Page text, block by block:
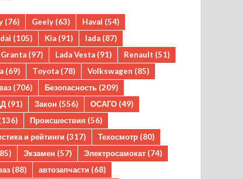
(76) Geely (63) Haval (54)
(105) Kia (91) lada (87)
Granta (97) Lada Vesta (91) Renault (51)
(69) Toyota (78) Volkswagen (85)
(706) Безопасность (209)
(91) Закон (556) ОСАГО (49)
Происшествия (56)
и рейтинги (317) Техосмотр (80)
Экзамен (57) Электросамокат (74)
(88) автозапчасти (68)